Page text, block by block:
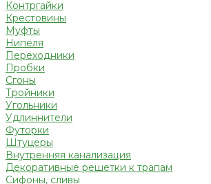
Контргайки
Крестовины
Муфты
Нипеля
Переходники
Пробки
Сгоны
Тройники
Угольники
Удлиннители
Футорки
Штуцеры
Внутренняя канализация
Декоративные решетки к трапам
Сифоны, сливы